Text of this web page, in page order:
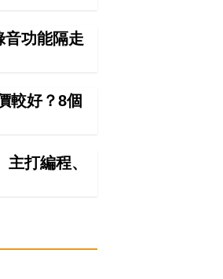
功能隔走
較好？8個
打編程、